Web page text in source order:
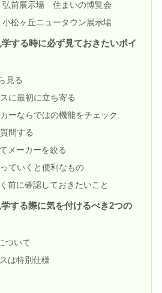
弘前展示場 住まいの博覧会
松ヶ丘ニュータウン展示場
する時に必ず見ておきたいポイ
見る
に最初に立ち寄る
ーならではの機能をチェック
問する
メーカーを絞る
ていくと便利なもの
前に確認しておきたいこと
する際に気を付けるべき2つの
ついて
は特別仕様